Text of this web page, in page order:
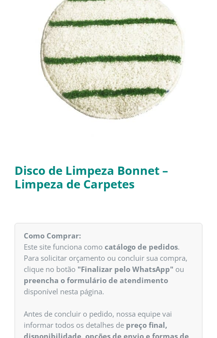
Disco de Limpeza Bonnet –
Limpeza de Carpetes
Como Comprar:
Este site funciona como catálogo de pedidos.
Para solicitar orçamento ou concluir sua compra,
clique no botão "Finalizar pelo WhatsApp" ou
preencha o formulário de atendimento
disponível nesta página.
Antes de concluir o pedido, nossa equipe vai
informar todos os detalhes de preço final,
disponibilidade, opções de envio e formas de